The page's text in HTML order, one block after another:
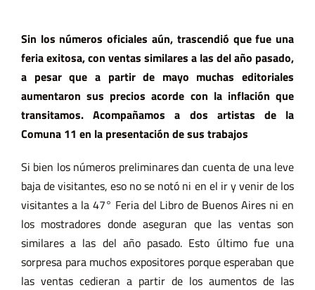
Sin los números oficiales aún, trascendió que fue una
feria exitosa, con ventas similares a las del año pasado,
a pesar que a partir de mayo muchas editoriales
aumentaron sus precios acorde con la inflación que
transitamos. Acompañamos a dos artistas de la
Comuna 11 en la presentación de sus trabajos
Si bien los números preliminares dan cuenta de una leve
baja de visitantes, eso no se notó ni en el ir y venir de los
visitantes a la 47° Feria del Libro de Buenos Aires ni en
los mostradores donde aseguran que las ventas son
similares a las del año pasado. Esto último fue una
sorpresa para muchos expositores porque esperaban que
las ventas cedieran a partir de los aumentos de las